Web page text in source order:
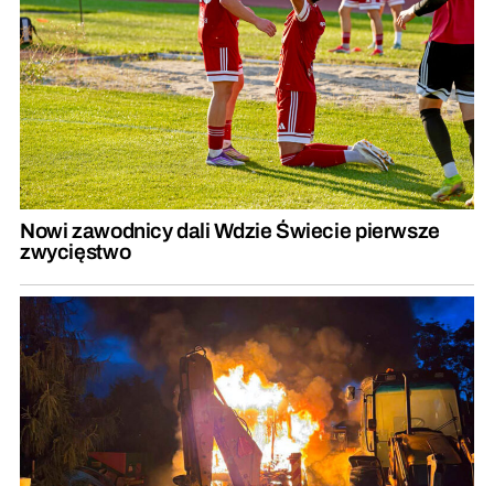
Nowi zawodnicy dali Wdzie Świecie pierwsze
zwycięstwo